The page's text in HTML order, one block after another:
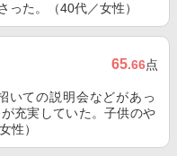
った。（40代／女性）
65.66点
いての説明会などがあっ
充実していた。子供のや
性）